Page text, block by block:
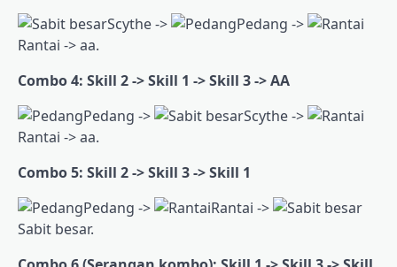
Scythe ->
Pedang ->
Rantai -> aa.
Combo 4: Skill 2 -> Skill 1 -> Skill 3 -> AA
Pedang ->
Scythe ->
Rantai -> aa.
Combo 5: Skill 2 -> Skill 3 -> Skill 1
Pedang ->
Rantai ->
Sabit besar.